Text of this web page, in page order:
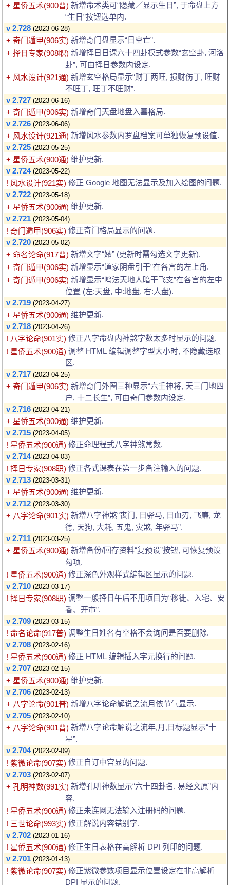
+ 星侨五术(900普) 新增命术类可“隐藏／显示生日”, 于命盘上方
“生日”按钮选单内.
v 2.728 (2023-06-28)
+ 奇门遁甲(906实) 新增奇门盘显示“日空亡”.
+ 择日专家(908职) 新增择日日课六十四卦模式参数“玄空卦, 河洛
卦”, 可由择日参数内设定.
+ 风水设计(921通) 新增玄空格局显示“财丁两旺, 损财伤丁, 旺财
不旺丁, 旺丁不旺财”.
v 2.727 (2023-06-16)
+ 奇门遁甲(906实) 新增奇门天盘地盘入墓格局.
v 2.726 (2023-06-06)
+ 风水设计(921通) 新增风水参数内罗盘档案可单独恢复预设值.
v 2.725 (2023-05-25)
+ 星侨五术(900通) 维护更新.
v 2.724 (2023-05-22)
! 风水设计(921实) 修正 Google 地图无法显示及加入绘图的问题.
v 2.722 (2023-05-18)
+ 星侨五术(900通) 维护更新.
v 2.721 (2023-05-04)
! 奇门遁甲(906实) 修正奇门格局显示的问题.
v 2.720 (2023-05-02)
+ 命名论命(917普) 新增文字“㛄” (更新时需勾选文字更新).
+ 奇门遁甲(906实) 新增显示“道家阴盘引干”在各宫的左上角.
+ 奇门遁甲(906实) 新增显示“鸣法天地人暗干飞支”在各宫的左中
位置 (左:天盘, 中:地盘, 右:人盘).
v 2.719 (2023-04-27)
+ 星侨五术(900通) 维护更新.
v 2.718 (2023-04-26)
! 八字论命(901实) 修正八字命盘内神煞字数太多时显示的问题.
! 星侨五术(900通) 调整 HTML 编辑调整字型大小时, 不隐藏选取
区.
v 2.717 (2023-04-25)
+ 奇门遁甲(906实) 新增奇门外圈三种显示“六壬神将, 天三门地四
户, 十二长生”, 可由奇门参数内设定.
v 2.716 (2023-04-21)
+ 星侨五术(900通) 维护更新.
v 2.715 (2023-04-05)
! 星侨五术(900通) 修正命理程式八字神煞常数.
v 2.714 (2023-04-03)
! 择日专家(908职) 修正各式课表在第一步备注输入的问题.
v 2.713 (2023-03-31)
+ 星侨五术(900通) 维护更新.
v 2.712 (2023-03-30)
+ 八字论命(901实) 新增八字神煞“丧门, 日驿马, 日血刃, 飞廉, 龙
德, 天狗, 大耗, 五鬼, 灾煞, 年驿马”.
v 2.711 (2023-03-25)
+ 星侨五术(900通) 新增备份/回存资料“复预设”按钮, 可恢复预设
勾项.
! 星侨五术(900通) 修正深色外观样式编辑区显示的问题.
v 2.710 (2023-03-17)
! 择日专家(908职) 调整一般择日午后不用项目为“移徙、入宅、安
香、开市”.
v 2.709 (2023-03-15)
! 命名论命(917普) 调整生日姓名有空格不会询问是否要删除.
v 2.708 (2023-02-16)
! 星侨五术(900通) 修正 HTML 编辑插入字元换行的问题.
v 2.707 (2023-02-15)
+ 星侨五术(900通) 维护更新.
v 2.706 (2023-02-13)
+ 八字论命(901普) 新增八字论命解说之流月依节气显示.
v 2.705 (2023-02-10)
+ 八字论命(901普) 新增八字论命解说之流年,月,日标题显示“十
星”.
v 2.704 (2023-02-09)
! 紫微论命(907实) 修正自订中宫显的问题.
v 2.703 (2023-02-07)
+ 孔明神数(991实) 新增孔明神数显示“六十四卦名, 易经文原”内
容.
! 星侨五术(900通) 修正未连网无法输入注册码的问题.
! 三世论命(993实) 修正解说内容错别字.
v 2.702 (2023-01-16)
! 星侨五术(900通) 修正生日表格在高解析 DPI 列印的问题.
v 2.701 (2023-01-13)
! 紫微论命(907实) 修正紫微参数项目显示位置设定在非高解析
DPI 显示的问题.